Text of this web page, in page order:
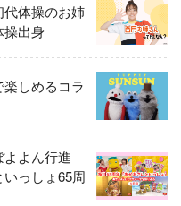
代体操のお姉
出身
しめるコラ
よん行進
っしょ65周